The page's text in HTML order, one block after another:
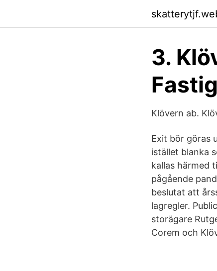
3.
Klövern ab.
Exit bör göras
istället blanka
kallas härmed
pågående
beslutat att
lagregler.
storägare
Corem och